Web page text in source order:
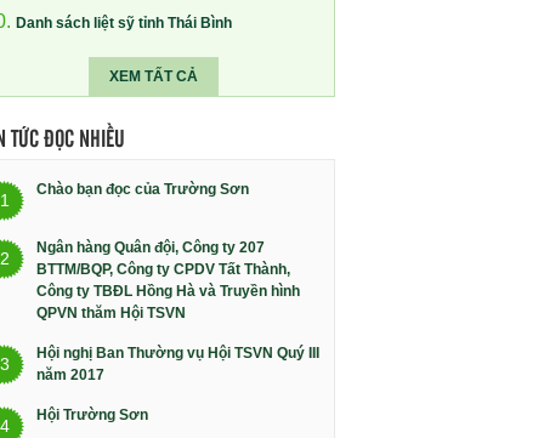
Danh sách liệt sỹ tỉnh Thái Bình
XEM TẤT CẢ
TỨC ĐỌC NHIỀU
1
Chào bạn đọc của Trường Sơn
2
Ngân hàng Quân đội, Công ty 207
BTTM/BQP, Công ty CPDV Tất Thành,
Công ty TBĐL Hồng Hà và Truyền hình
QPVN thăm Hội TSVN
3
Hội nghị Ban Thường vụ Hội TSVN Quý III
năm 2017
4
Hội Trường Sơn